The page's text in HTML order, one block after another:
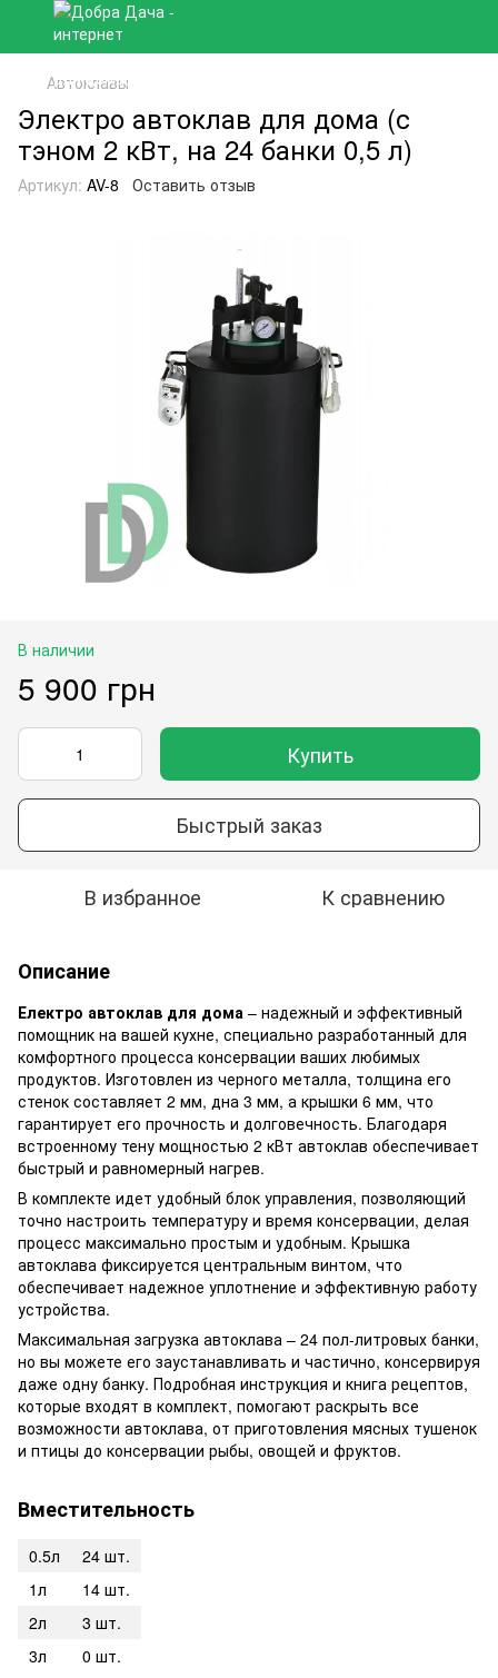
Автоклавы
Электро автоклав для дома (с
тэном 2 кВт, на 24 банки 0,5 л)
Артикул: AV-8 Оставить отзыв
В наличии
5 900 грн
Купить
Быстрый заказ
В избранное К сравнению
Описание
Електро автоклав для дома – надежный и эффективный
помощник на вашей кухне, специально разработанный для
комфортного процесса консервации ваших любимых
продуктов. Изготовлен из черного металла, толщина его
стенок составляет 2 мм, дна 3 мм, а крышки 6 мм, что
гарантирует его прочность и долговечность. Благодаря
встроенному тену мощностью 2 кВт автоклав обеспечивает
быстрый и равномерный нагрев.
В комплекте идет удобный блок управления, позволяющий
точно настроить температуру и время консервации, делая
процесс максимально простым и удобным. Крышка
автоклава фиксируется центральным винтом, что
обеспечивает надежное уплотнение и эффективную работу
устройства.
Максимальная загрузка автоклава – 24 пол-литровых банки,
но вы можете его заустанавливать и частично, консервируя
даже одну банку. Подробная инструкция и книга рецептов,
которые входят в комплект, помогают раскрыть все
возможности автоклава, от приготовления мясных тушенок
и птицы до консервации рыбы, овощей и фруктов.
Вместительность
0.5л
24 шт.
1л
14 шт.
2л
3 шт.
3л
0 шт.